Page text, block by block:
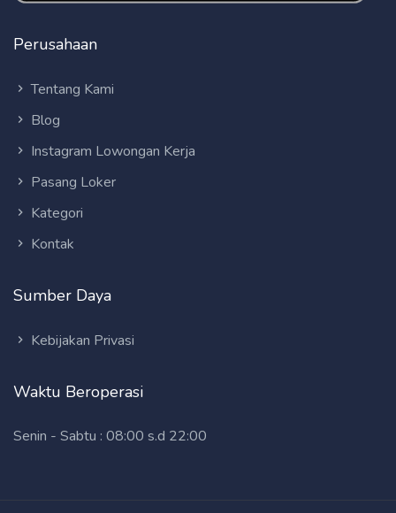
Perusahaan
Tentang Kami
Blog
Instagram Lowongan Kerja
Pasang Loker
Kategori
Kontak
Sumber Daya
Kebijakan Privasi
Waktu Beroperasi
Senin - Sabtu : 08:00 s.d 22:00